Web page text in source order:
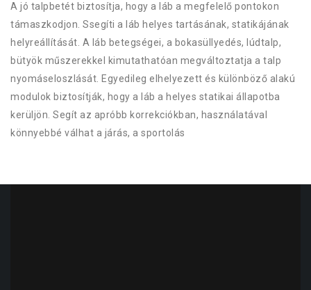
A jó talpbetét biztosítja, hogy a láb a megfelelő pontokon
támaszkodjon. Ssegíti a láb helyes tartásának, statikájának
helyreállítását. A láb betegségei, a bokasüllyedés, lúdtalp,
bütyök műszerekkel kimutathatóan megváltoztatja a talp
nyomáseloszlását. Egyedileg elhelyezett és különböző alakú
modulok biztosítják, hogy a láb a helyes statikai állapotba
kerüljön. Segít az apróbb korrekciókban, használatával
könnyebbé válhat a járás, a sportolás